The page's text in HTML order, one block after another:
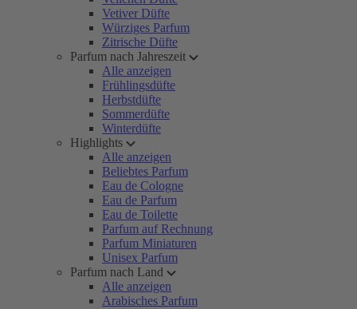
Vetiver Düfte
Würziges Parfum
Zitrische Düfte
Parfum nach Jahreszeit
Alle anzeigen
Frühlingsdüfte
Herbstdüfte
Sommerdüfte
Winterdüfte
Highlights
Alle anzeigen
Beliebtes Parfum
Eau de Cologne
Eau de Parfum
Eau de Toilette
Parfum auf Rechnung
Parfum Miniaturen
Unisex Parfum
Parfum nach Land
Alle anzeigen
Arabisches Parfum